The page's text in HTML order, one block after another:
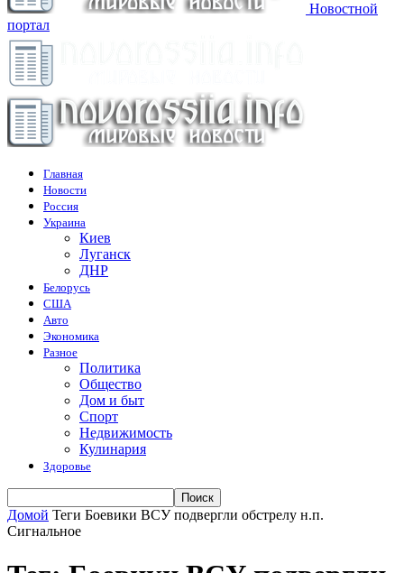
Новостной
портал
Главная
Новости
Россия
Украина
Киев
Луганск
ДНР
Белорусь
США
Авто
Экономика
Разное
Политика
Общество
Дом и быт
Спорт
Недвижимость
Кулинария
Здоровье
Домой Теги Боевики ВСУ подвергли обстрелу н.п.
Сигнальное